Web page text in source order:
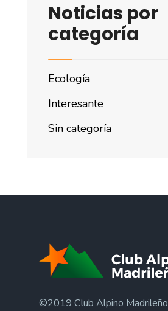
Noticias por
categoría
Ecología
Interesante
Sin categoría
©2019 Club Alpino Madrileño